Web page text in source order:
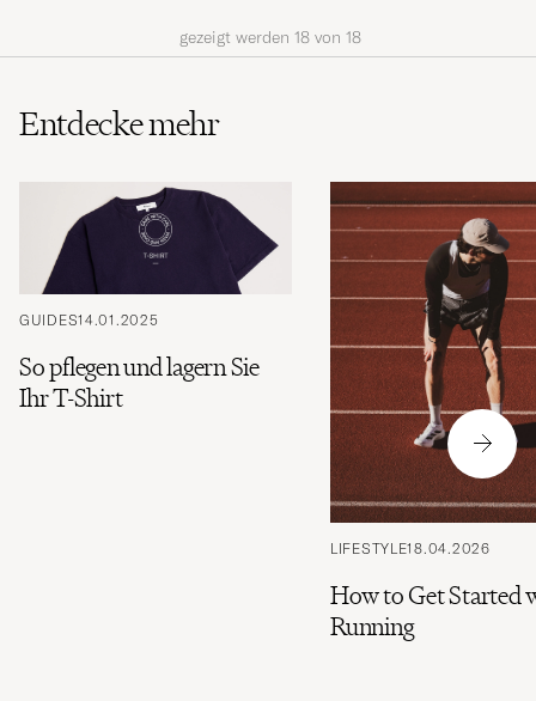
gezeigt werden 18 von 18
Entdecke mehr
GUIDES14.01.2025
So pflegen und lagern Sie
Ihr T-Shirt
LIFESTYLE18.04.2026
How to Get Started
Running